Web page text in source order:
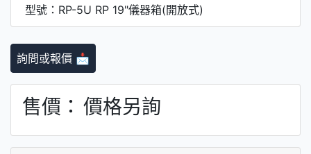
型號：RP-5U RP 19"儀器箱(開放式)
詢問或報價 📩
售價： 價格另詢